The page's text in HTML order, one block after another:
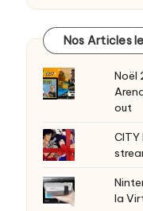
Nos Articles
Noël
out
CITY
la